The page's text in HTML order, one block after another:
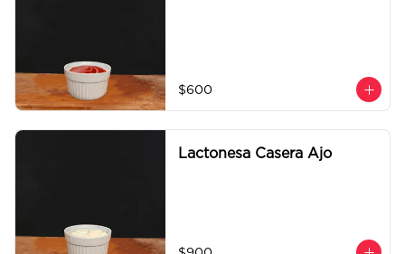
$600
Lactonesa Casera Ajo